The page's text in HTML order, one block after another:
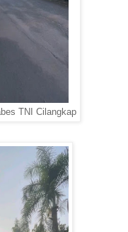
TNI Cilangkap